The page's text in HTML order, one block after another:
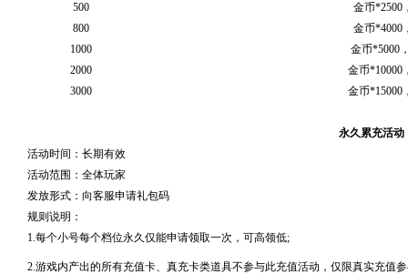
500
金币*2500
800
金币*4000
1000
金币*5000
2000
金币*10000
3000
金币*15000
永久累充活动
活动时间：长期有效
活动范围：全体玩家
发放形式：向客服申请礼包码
规则说明：
1.每个小号每个档位永久仅能申请领取一次，可高领低;
2.游戏内产出的所有充值卡、真充卡类道具不参与此充值活动，仅限真实充值